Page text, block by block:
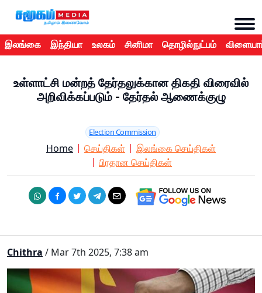
இலங்கை இந்தியா உலகம் சினிமா தொழில்நுட்பம்
உள்ளாட்சி மன்றத் தேர்தலுக்கான திகதி விரைவில்
அறிவிக்கப்படும் - தேர்தல் ஆணைக்குழு
Election Commission
Home செய்திகள்
இலங்கை செய்திகள்
பிரதான செய்திகள்
Chithra / Mar 7th 2025, 7:38 am